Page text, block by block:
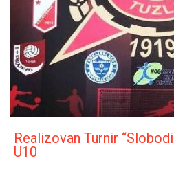
Realizovan Turnir
U10